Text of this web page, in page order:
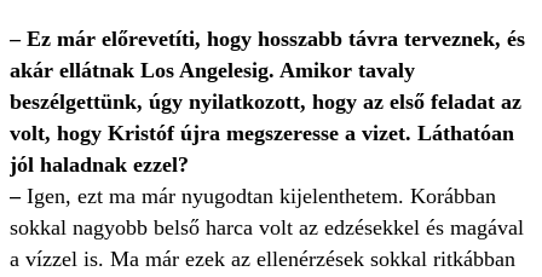
– Ez már előrevetíti, hogy hosszabb távra terveznek, és
akár ellátnak Los Angelesig. Amikor tavaly
beszélgettünk, úgy nyilatkozott, hogy az első feladat az
volt, hogy Kristóf újra megszeresse a vizet. Láthatóan
jól haladnak ezzel?
– Igen, ezt ma már nyugodtan kijelenthetem. Korábban
sokkal nagyobb belső harca volt az edzésekkel és magával
a vízzel is. Ma már ezek az ellenérzések sokkal ritkábban